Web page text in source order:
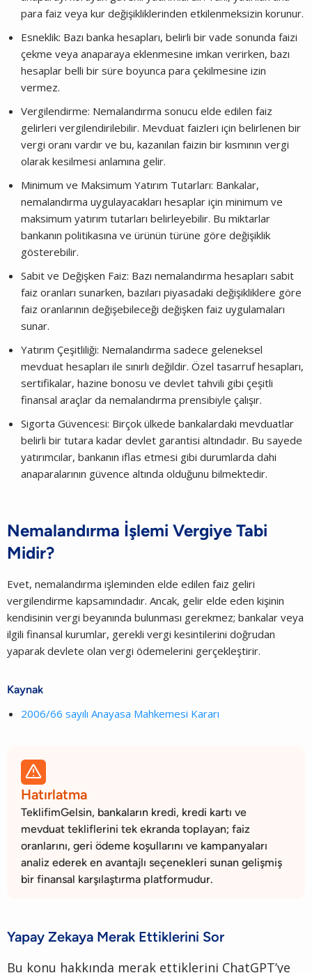
para faiz veya kur değişikliklerinden etkilenmeksizin korunur.
Esneklik: Bazı banka hesapları, belirli bir vade sonunda faizi
çekme veya anaparaya eklenmesine imkan verirken, bazı
hesaplar belli bir süre boyunca para çekilmesine izin
vermez.
Vergilendirme: Nemalandırma sonucu elde edilen faiz
gelirleri vergilendirilebilir. Mevduat faizleri için belirlenen bir
vergi oranı vardır ve bu, kazanılan faizin bir kısmının vergi
olarak kesilmesi anlamına gelir.
Minimum ve Maksimum Yatırım Tutarları: Bankalar,
nemalandırma uygulayacakları hesaplar için minimum ve
maksimum yatırım tutarları belirleyebilir. Bu miktarlar
bankanın politikasına ve ürünün türüne göre değişiklik
gösterebilir.
Sabit ve Değişken Faiz: Bazı nemalandırma hesapları sabit
faiz oranları sunarken, bazıları piyasadaki değişikliklere göre
faiz oranlarının değişebileceği değişken faiz uygulamaları
sunar.
Yatırım Çeşitliliği: Nemalandırma sadece geleneksel
mevduat hesapları ile sınırlı değildir. Özel tasarruf hesapları,
sertifikalar, hazine bonosu ve devlet tahvili gibi çeşitli
finansal araçlar da nemalandırma prensibiyle çalışır.
Sigorta Güvencesi: Birçok ülkede bankalardaki mevduatlar
belirli bir tutara kadar devlet garantisi altındadır. Bu sayede
yatırımcılar, bankanın iflas etmesi gibi durumlarda dahi
anaparalarının güvence altında olduğunu bilmektedir.
Nemalandırma İşlemi Vergiye Tabi
Midir?
Evet, nemalandırma işleminden elde edilen faiz geliri
vergilendirme kapsamındadır. Ancak, gelir elde eden kişinin
kendisinin vergi beyanında bulunması gerekmez; bankalar veya
ilgili finansal kurumlar, gerekli vergi kesintilerini doğrudan
yaparak devlete olan vergi ödemelerini gerçekleştirir.
Kaynak
2006/66 sayılı Anayasa Mahkemesi Kararı

Hatırlatma
TeklifimGelsin, bankaların kredi, kredi kartı ve
mevduat tekliflerini tek ekranda toplayan; faiz
oranlarını, geri ödeme koşullarını ve kampanyaları
analiz ederek en avantajlı seçenekleri sunan gelişmiş
bir finansal karşılaştırma platformudur.
Yapay Zekaya Merak Ettiklerini Sor
Bu konu hakkında merak ettiklerini ChatGPT’ye